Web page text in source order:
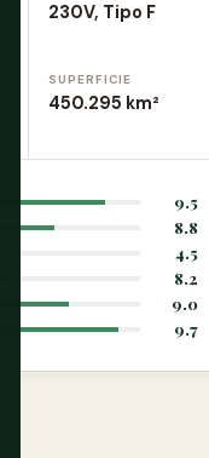
230V, Tipo F
SUPERFICIE
450.295 km²
9.5
8.8
4.5
8.2
9.0
9.7